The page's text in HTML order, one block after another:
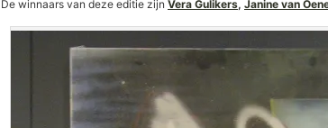
De winnaars van deze editie zijn Vera Gulikers, Janine van